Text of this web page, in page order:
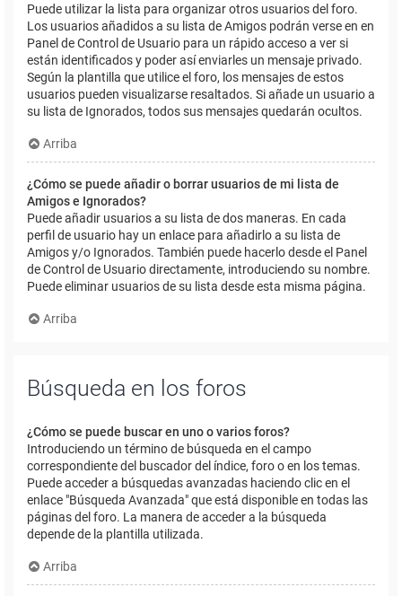
Puede utilizar la lista para organizar otros usuarios del foro.
Los usuarios añadidos a su lista de Amigos podrán verse en en
Panel de Control de Usuario para un rápido acceso a ver si
están identificados y poder así enviarles un mensaje privado.
Según la plantilla que utilice el foro, los mensajes de estos
usuarios pueden visualizarse resaltados. Si añade un usuario a
su lista de Ignorados, todos sus mensajes quedarán ocultos.
Arriba
¿Cómo se puede añadir o borrar usuarios de mi lista de
Amigos e Ignorados?
Puede añadir usuarios a su lista de dos maneras. En cada
perfil de usuario hay un enlace para añadirlo a su lista de
Amigos y/o Ignorados. También puede hacerlo desde el Panel
de Control de Usuario directamente, introduciendo su nombre.
Puede eliminar usuarios de su lista desde esta misma página.
Arriba
Búsqueda en los foros
¿Cómo se puede buscar en uno o varios foros?
Introduciendo un término de búsqueda en el campo
correspondiente del buscador del índice, foro o en los temas.
Puede acceder a búsquedas avanzadas haciendo clic en el
enlace "Búsqueda Avanzada" que está disponible en todas las
páginas del foro. La manera de acceder a la búsqueda
depende de la plantilla utilizada.
Arriba